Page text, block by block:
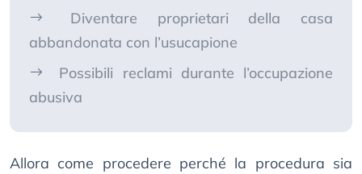
Diventare proprietari della casa
abbandonata con l’usucapione
Possibili reclami durante l’occupazione
abusiva
Allora come procedere perché la procedura sia